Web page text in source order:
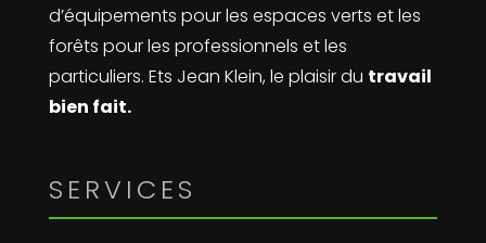
d’équipements pour les espaces verts et les
forêts pour les professionnels et les
particuliers. Ets Jean Klein, le plaisir du travail
bien fait.
SERVICES